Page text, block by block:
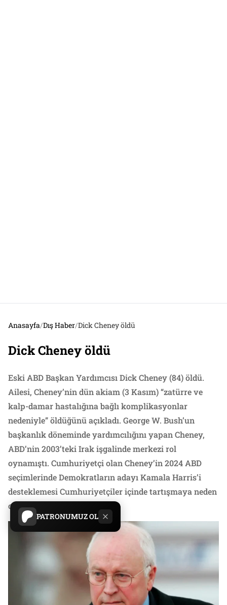
PATRONUMUZ OL
Anasayfa/Dış Haber/Dick Cheney öldü
Dick Cheney öldü
Eski ABD Başkan Yardımcısı Dick Cheney (84) öldü.
Ailesi, Cheney’nin dün akiam (3 Kasım) “zatürre ve
kalp-damar hastalığına bağlı komplikasyonlar
nedeniyle” öldüğünü açıkladı. George W. Bush’un
başkanlık döneminde yardımcılığını yapan Cheney,
ABD’nin 2003’teki Irak işgalinde merkezi rol
oynamıştı. Cumhuriyetçi olan Cheney’in 2024 ABD
seçimlerinde Demokratların adayı Kamala Harris’i
desteklemesi Cumhuriyetçiler içinde tartışmaya neden
olmuştu.